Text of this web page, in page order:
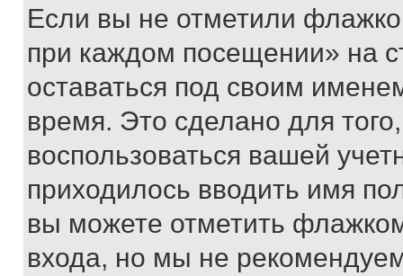
Если вы не отметили
при каждом посещении» на
оставаться под своим
время. Это сделано для
воспользоваться вашей
приходилось вводить имя
вы можете отметить
входа, но мы не